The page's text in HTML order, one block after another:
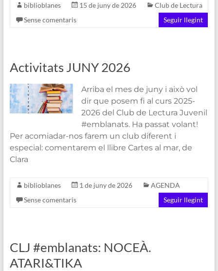
biblioblanes 15 de juny de 2026
Club de Lectura
Sense comentaris
Seguir llegint
Activitats JUNY 2026
Arriba el mes de juny i això vol
dir que posem fi al curs 2025-
2026 del Club de Lectura Juvenil
#emblanats. Ha passat volant!
Per acomiadar-nos farem un club diferent i
especial: comentarem el llibre Cartes al mar, de
Clara
biblioblanes 1 de juny de 2026
AGENDA
Sense comentaris
Seguir llegint
CLJ #emblanats: NOCEÀ.
ATARI&TIKA